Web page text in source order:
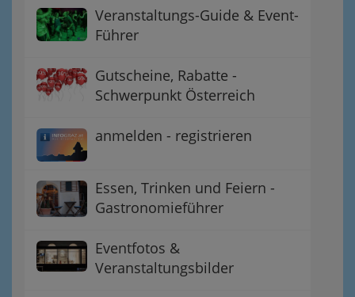
Veranstaltungs-Guide & Event-
Führer
Gutscheine, Rabatte -
Schwerpunkt Österreich
anmelden - registrieren
Essen, Trinken und Feiern -
Gastronomieführer
Eventfotos &
Veranstaltungsbilder